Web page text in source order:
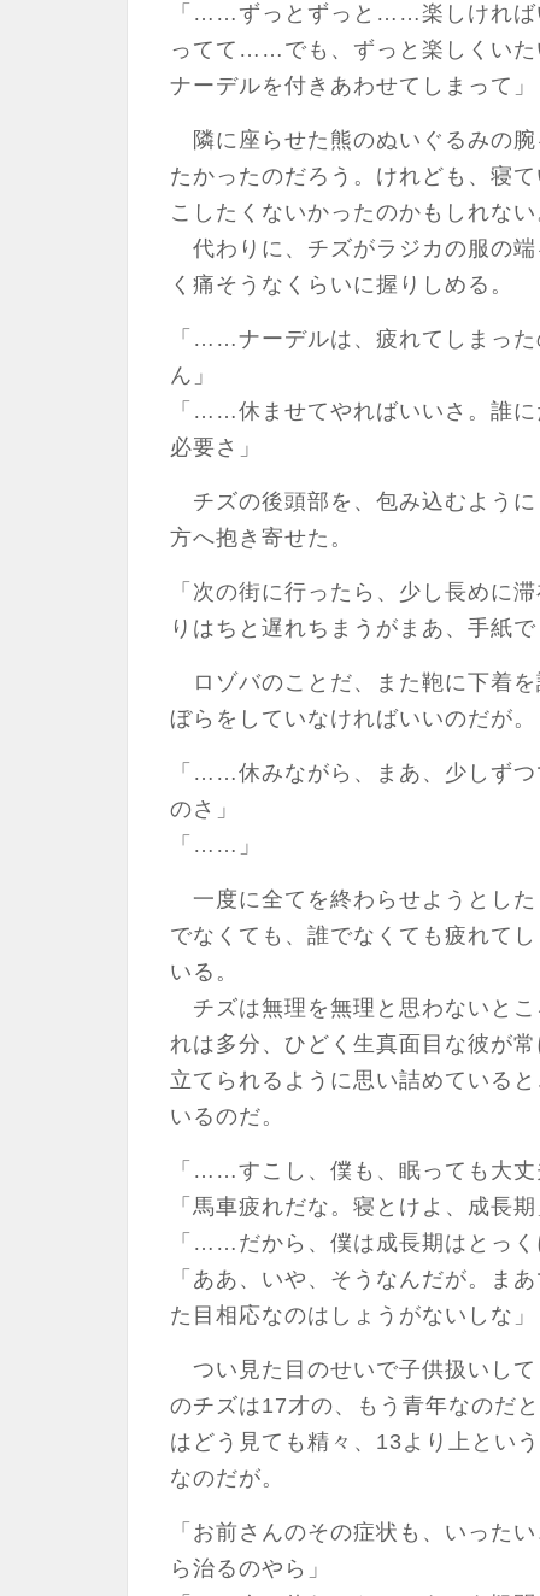
「……ずっとずっと……楽しければ
ってて……でも、ずっと楽しくいた
ナーデルを付きあわせてしまって」
隣に座らせた熊のぬいぐるみの
たかったのだろう。けれども、寝
こしたくないかったのかもしれな
代わりに、チズがラジカの服の
く痛そうなくらいに握りしめる。
「……ナーデルは、疲れてしまっ
ん」
「……休ませてやればいいさ。誰
必要さ」
チズの後頭部を、包み込むよう
方へ抱き寄せた。
「次の街に行ったら、少し長めに
りはちと遅れちまうがまあ、手紙
ロゾバのことだ、また鞄に下着
ぼらをしていなければいいのだが。
「……休みながら、まあ、少しず
のさ」
「……」
一度に全てを終わらせようとし
でなくても、誰でなくても疲れて
いる。
チズは無理を無理と思わないと
れは多分、ひどく生真面目な彼が
立てられるように思い詰めている
いるのだ。
「……すこし、僕も、眠っても大
「馬車疲れだな。寝とけよ、成長
「……だから、僕は成長期はとっ
「ああ、いや、そうなんだが。ま
た目相応なのはしょうがないしな」
つい見た目のせいで子供扱いし
のチズは17才の、もう青年なのだ
はどう見ても精々、13より上とい
なのだが。
「お前さんのその症状も、いった
ら治るのやら」